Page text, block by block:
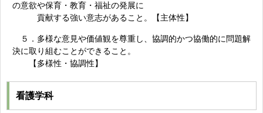
の意欲や保育・教育・福祉の発展に
貢献する強い意志があること。【主体性】
５．多様な意見や価値観を尊重し、協調的かつ協働的に問題解
決に取り組むことができること。
【多様性・協調性】
看護学科